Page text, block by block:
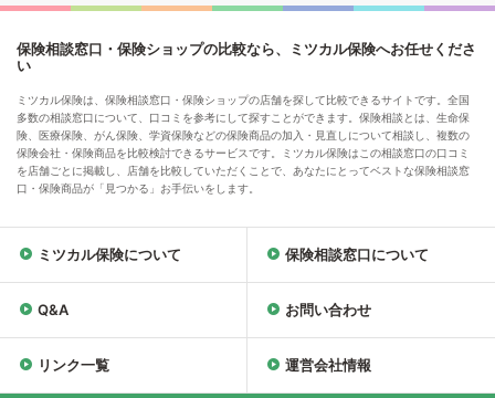
保険相談窓口・保険ショップの比較なら、ミツカル保険へお任せくださ
い
ミツカル保険は、保険相談窓口・保険ショップの店舗を探して比較できるサイトです。全国
多数の相談窓口について、口コミを参考にして探すことができます。保険相談とは、生命保
険、医療保険、がん保険、学資保険などの保険商品の加入・見直しについて相談し、複数の
保険会社・保険商品を比較検討できるサービスです。ミツカル保険はこの相談窓口の口コミ
を店舗ごとに掲載し、店舗を比較していただくことで、あなたにとってベストな保険相談窓
口・保険商品が「見つかる」お手伝いをします。
ミツカル保険について 保険相談窓口について
Q&A お問い合わせ
リンク一覧 運営会社情報